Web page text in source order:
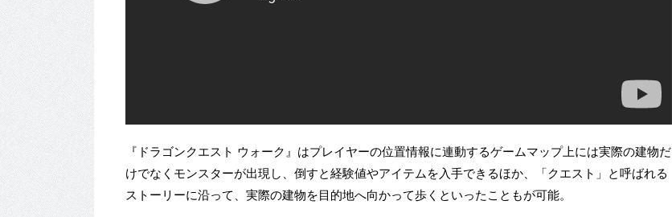
『ドラゴンクエスト ウォーク』はプレイヤーの位置情報に連動するゲームマップ上には実際の建物だ
けでなくモンスターが出現し、倒すと経験値やアイテムを入手できるほか、「クエスト」と呼ばれる
ストーリーに沿って、実際の建物を目的地へ向かって歩くといったこともが可能。